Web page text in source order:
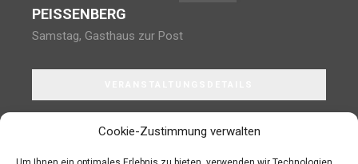
Cookie-Zustimmung verwalten
PEISSENBERG
Samstag, Gasthaus zur Post